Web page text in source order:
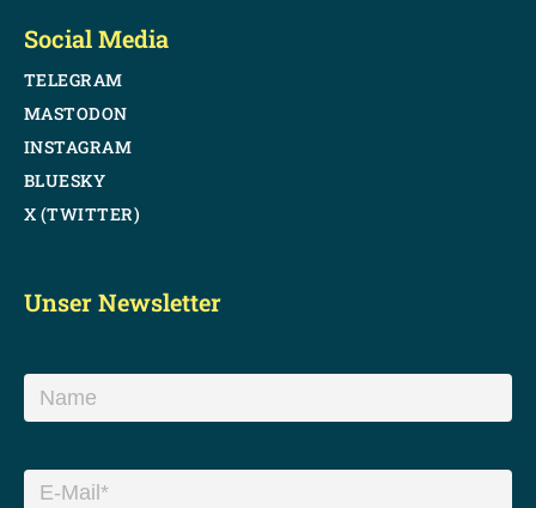
Social Media
TELEGRAM
MASTODON
INSTAGRAM
BLUESKY
X (TWITTER)
Unser Newsletter